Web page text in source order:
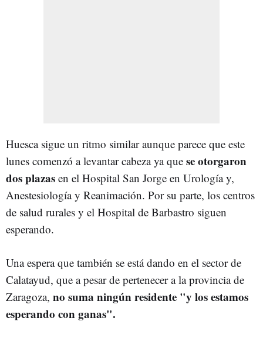
Huesca sigue un ritmo similar aunque parece que este
lunes comenzó a levantar cabeza ya que se otorgaron
dos plazas en el Hospital San Jorge en Urología y,
Anestesiología y Reanimación. Por su parte, los centros
de salud rurales y el Hospital de Barbastro siguen
esperando.
Una espera que también se está dando en el sector de
Calatayud, que a pesar de pertenecer a la provincia de
Zaragoza, no suma ningún residente "y los estamos
esperando con ganas".